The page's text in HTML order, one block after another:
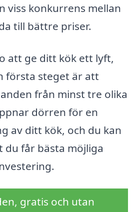
viss konkurrens mellan
till bättre priser.
att ge ditt kök ett lyft,
första steget är att
från minst tre olika
dörren för en
av ditt kök, och du kan
du får bästa möjliga
gratis och utan